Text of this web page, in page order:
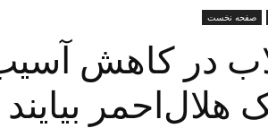
صفحه نخست
در کاهش
هلال‌احمر بیایند